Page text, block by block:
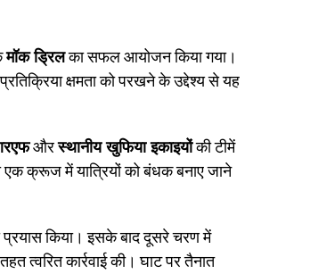
मॉक ड्रिलका सफल आयोजन किया गया।
क्षमता को परखने के उद्देश्य से यह
औरस्थानीय खुफिया इकाइयोंकी टीमें
एक क्रूज में यात्रियों को बंधक बनाए जाने
प्रयास किया। इसके बाद दूसरे चरण में
त्वरित कार्रवाई की। घाट पर तैनात